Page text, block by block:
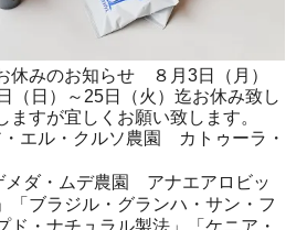
休みのお知らせ ８月3日（月）
（日）～25日（火）迄お休み致し
ますが宜しくお願い致します。
・エル・クルソ農園 カトゥーラ・
メダ・ムデ農園 アナエアロビッ
「ブラジル・グランハ・サン・フ
ド・ナチュラル製法」「ケニア・